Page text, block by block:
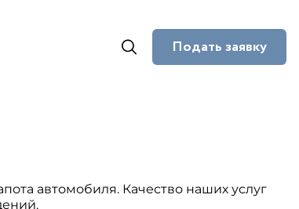
Подать заявку
автомобиля. Качество наших услуг